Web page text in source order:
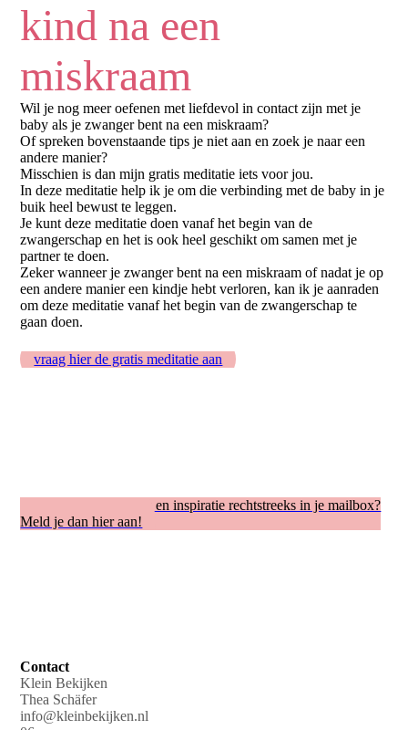
kind na een
miskraam
Wil je nog meer oefenen met liefdevol in contact zijn met je
baby als je zwanger bent na een miskraam?
Of spreken bovenstaande tips je niet aan en zoek je naar een
andere manier?
Misschien is dan mijn gratis meditatie iets voor jou.
In deze meditatie help ik je om die verbinding met de baby in je
buik heel bewust te leggen.
Je kunt deze meditatie doen vanaf het begin van de
zwangerschap en het is ook heel geschikt om samen met je
partner te doen.
Zeker wanneer je zwanger bent na een miskraam of nadat je op
een andere manier een kindje hebt verloren, kan ik je aanraden
om deze meditatie vanaf het begin van de zwangerschap te
gaan doen.
vraag hier de gratis meditatie aan
Regelmatig mijn tips en inspiratie rechtstreeks in je mailbox?
Meld je dan hier aan!
Contact
Klein Bekijken
Thea Schäfer
info@kleinbekijken.nl